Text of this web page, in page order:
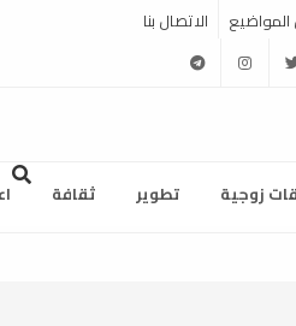
الاتصال بنا
instagram
telegram
زوجية تطوير ثقافة